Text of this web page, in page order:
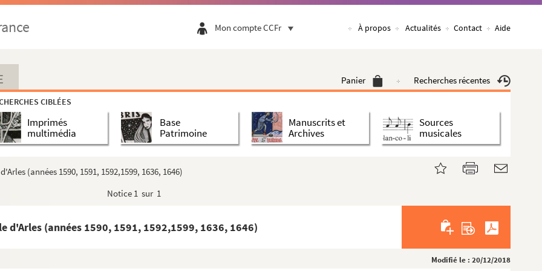
Mon compte CCFr À propos Actualités Contact Aide
Panier Recherches récentes
CIBLÉES
Imprimés
multimédia
Base
Patrimoine
Manuscrits et
Archives
Sources
musicales
(années 1590, 1591, 1592,1599, 1636, 1646)
Notice 1 sur 1
d'Arles (années 1590, 1591, 1592,1599, 1636, 1646)
Modifié le : 20/12/2018
auxquelles sont jointes des notes d'Auguste...
mer, relatives à la propriété souveraine d...
(1830 1850) »
le lieu de la naissance de saint Ambroise,...
Boze, ancien négociant (1818) »
accomodatum. Responsoria in processi...
par Benard de planches pour un ouvrage sur l...